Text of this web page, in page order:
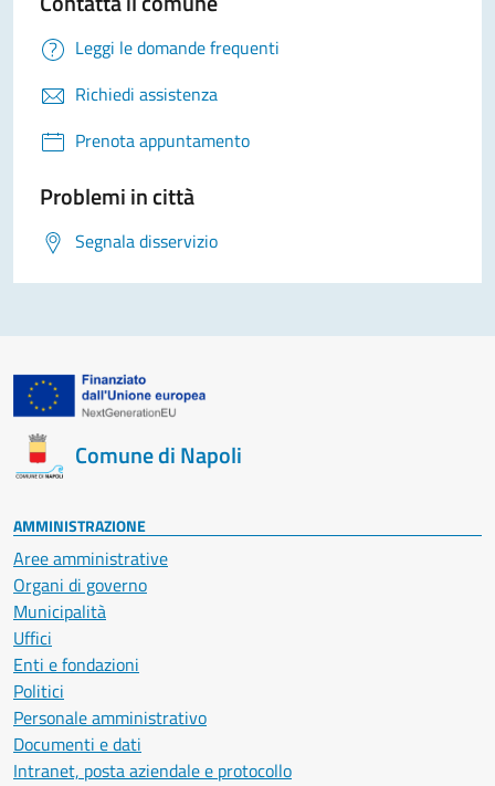
Leggi le domande frequenti
Richiedi assistenza
Prenota appuntamento
Problemi in città
Segnala disservizio
Comune di Napoli
AMMINISTRAZIONE
Aree amministrative
Organi di governo
Municipalità
Uffici
Enti e fondazioni
Politici
Personale amministrativo
Documenti e dati
Intranet, posta aziendale e protocollo